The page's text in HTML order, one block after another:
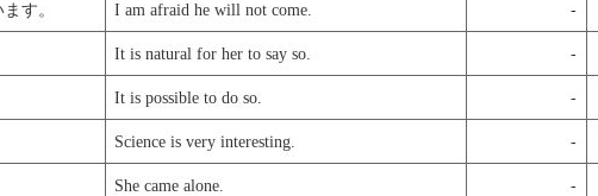
す。 I am afraid he will not come. -
It is natural for her to say so. -
It is possible to do so. -
Science is very interesting. -
She came alone. -